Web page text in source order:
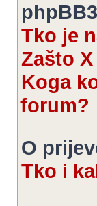
phpBB3
Tko je
Zašto
Koga
forum?
O
Tko i